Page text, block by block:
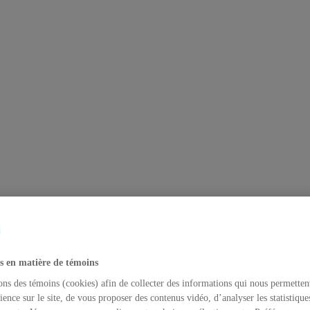
en matière de témoins
des témoins (cookies) afin de collecter des informations qui nous
sur le site, de vous proposer des contenus vidéo, d’analyser les